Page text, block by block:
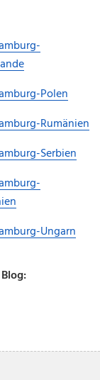
Polen
Rumänien
Serbien
Ungarn